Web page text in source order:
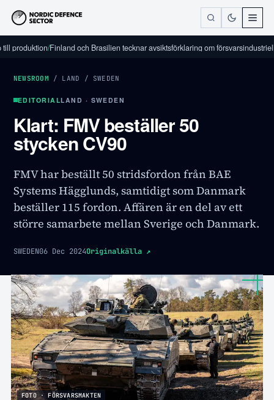
/Finland och Brasilien tecknar avsiktsförklaring om försvarsindustriellt
NEWSROOM / LAND / SWEDEN
EDITORIALLAND · SWEDEN
Klart: FMV beställer 50
stycken CV90
FMV har beställt 50 stridsfordon från BAE
Systems Hägglunds, samtidigt som Danmark
beställer 115 fordon. Affären är en del av ett
större samarbete mellan Sverige och Danmark.
SWEDEN06 Dec 2024Originalkälla ↗
FOTO · FÖRSVARSMAKTEN